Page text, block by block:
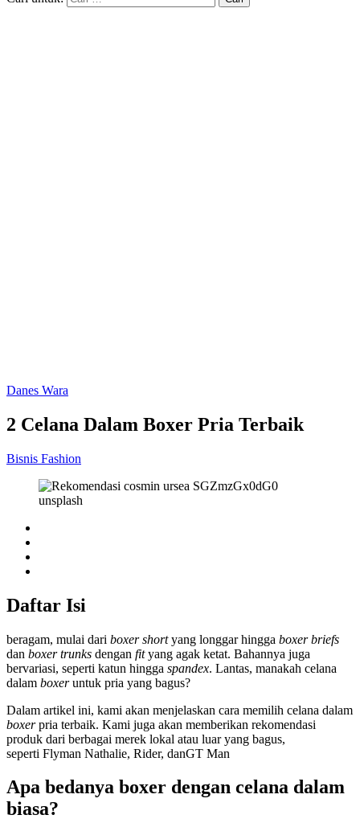
Danes Wara
2 Celana Dalam Boxer Pria Terbaik
Bisnis Fashion
Daftar Isi
beragam, mulai dari boxer shortyang longgar hingga boxer briefs
dan boxer trunks dengan fityang agak ketat. Bahannya juga
bervariasi, seperti katun hingga spandex. Lantas, manakah celana
dalam boxeruntuk pria yang bagus?
Dalam artikel ini, kami akan menjelaskan cara memilih celana dalam
boxerpria terbaik. Kami juga akan memberikan rekomendasi
produk dari berbagai merek lokal atau luar yang bagus,
seperti Flyman Nathalie, Rider, danGT Man
Apa bedanya boxer dengan celana dalam
biasa?